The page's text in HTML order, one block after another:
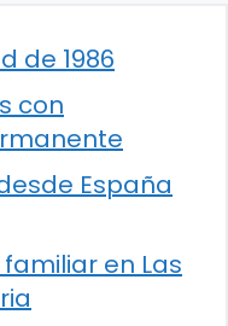
de 1986
con
España
en Las